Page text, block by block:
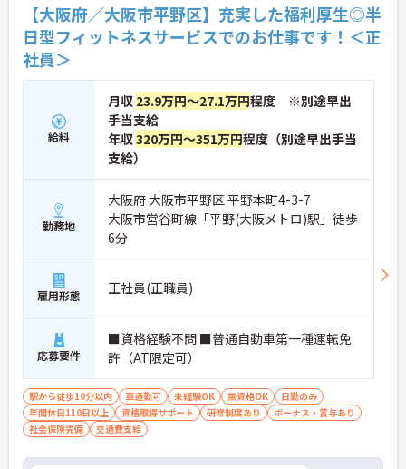
【大阪府／大阪市平野区】充実した福利厚生◎半
日型フィットネスサービスでのお仕事です！＜正
社員＞
給料
月収 23.9万円～27.1万円程度 ※別途早出
手当支給
年収320万円～351万円程度（別途早出手当
支給）
勤務地
大阪府 大阪市平野区 平野本町4-3-7
大阪市営谷町線「平野(大阪メトロ)駅」徒歩
6分
雇用形態 正社員(正職員)
応募要件
■資格経験不問 ■普通自動車第一種運転免
許（AT限定可）
駅から徒歩10分以内 車通勤可 未経験OK 無資格OK
日勤のみ
年間休日110日以上
資格取得サポート 研修制度あり
ボーナス・賞与あり
社会保険完備
交通費支給